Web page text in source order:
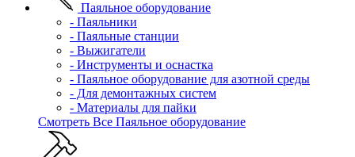
Паяльное оборудование
- Паяльники
- Паяльные станции
- Выжигатели
- Инструменты и оснастка
- Паяльное оборудование для азотной среды
- Для демонтажных систем
- Материалы для пайки
Смотреть Все Паяльное оборудование